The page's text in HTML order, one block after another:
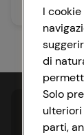
I
di
Solo
parti,